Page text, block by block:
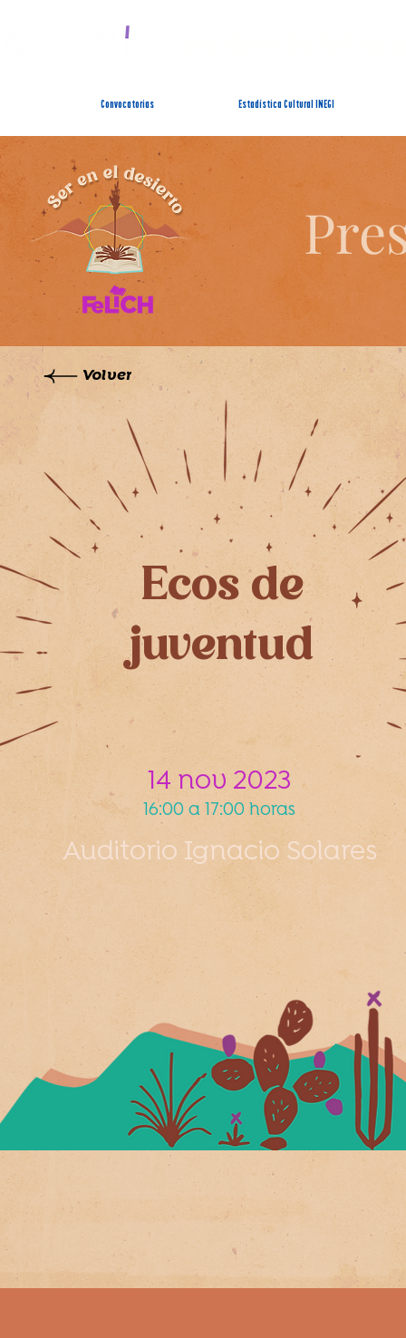
Convocatorias Estadística Cultural INEGI
Volver
Ecos de
juventud
14 nov 2023
16:00 a 17:00 horas
Auditorio Ignacio Solares